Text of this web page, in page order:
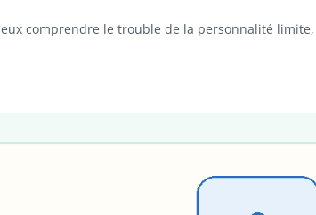
comprendre le trouble de la personnalité